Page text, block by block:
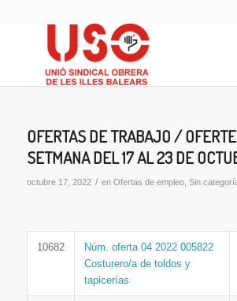
OFERTAS DE TRABAJO /
SETMANA DEL 17 AL 23 DE
octubre 17, 2022 / en Ofertas de empleo, Sin
10682
Núm. oferta 04 2022 005822
Costurero/a de toldos y
tapicerías